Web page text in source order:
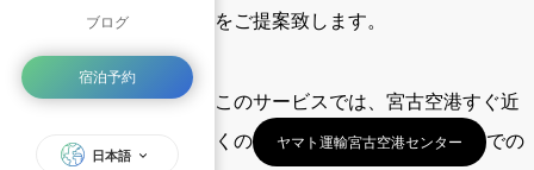
ブログ
宿泊予約
日本語
をご提案致します。
このサービスでは、 宮古空港すぐ近
くの
ヤマト運輸宮古空港センター
での